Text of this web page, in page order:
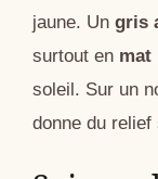
jaune. Un gris
surtout en mat
soleil. Sur un
donne du